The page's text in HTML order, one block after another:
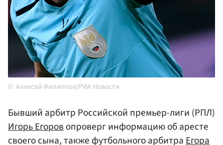
Алексей Филиппов/РИА Новости
Бывший арбитр Российской премьер-лиги (РПЛ)
Игорь Егоровопроверг информацию об аресте
своего сына, также футбольного арбитраЕгора